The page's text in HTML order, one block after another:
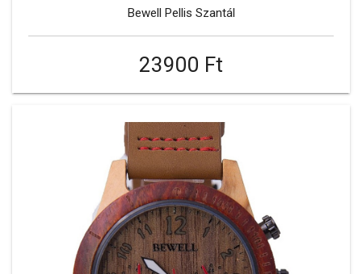
Bewell Pellis Szantál
23900 Ft